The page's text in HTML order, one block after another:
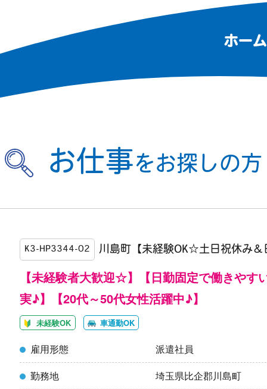
ホーム
お仕事をお探しの方
K3-HP3344-02 川島町【未経験OK☆土日祝休み
【未経験者大歓迎☆】【日勤固定で働きや
実♪】【20代～50代女性活躍中♪】
未経験OK 車通勤OK
雇用形態
派遣社員
勤務地
埼玉県比企郡川島町